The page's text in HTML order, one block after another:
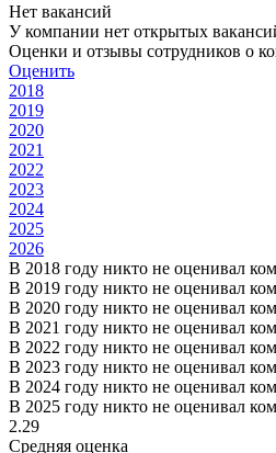
Нет вакансий
У компании нет открытых
Оценки и отзывы сотрудников о
Оценить
2018
2019
2020
2021
2022
2023
2024
2025
2026
В 2018 году никто не оценивал
В 2019 году никто не оценивал
В 2020 году никто не оценивал
В 2021 году никто не оценивал
В 2022 году никто не оценивал
В 2023 году никто не оценивал
В 2024 году никто не оценивал
В 2025 году никто не оценивал
2.29
Средняя оценка